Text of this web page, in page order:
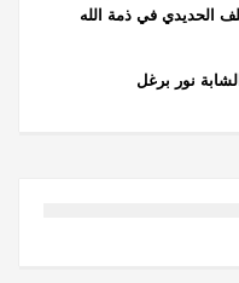
الحديدي في ذمة الله
نور برغل